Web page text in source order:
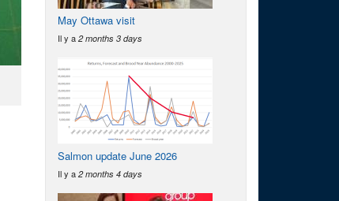
May Ottawa visit
Il y a 2 months 3 days
Salmon update June 2026
Il y a 2 months 4 days